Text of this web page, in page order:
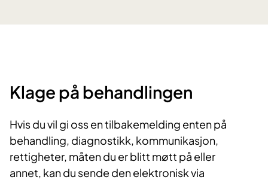
Klage på beh​​andlingen
Hvis du vil gi oss en tilbakemelding enten på
behandling, diagnostikk, kommunikasjon,
rettigheter, måten du er blitt møtt på eller
annet, kan du sende den elektronisk via